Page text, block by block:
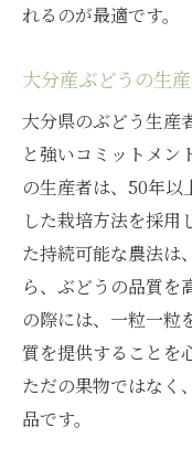
農園のこだ
消費者に愛
ぶどうフェア
者の想い
大分の美
生産者が
環境に優
地元の子
ぶどう栽
大分の自
有機栽培のぶ
れるのが最適です。
大分産ぶどうの生
大分県のぶどう生産
と強いコミットメン
の生産者は、50年以
した栽培方法を採用
た持続可能な農法は
ら、ぶどうの品質を
の際には、一粒一粒
質を提供することを
ただの果物ではなく
品です。